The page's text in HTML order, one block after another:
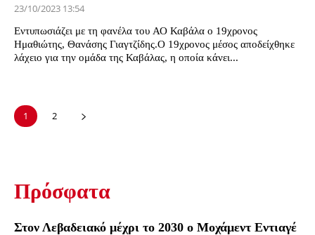
23/10/2023 13:54
Εντυπωσιάζει με τη φανέλα του ΑΟ Καβάλα ο 19χρονος
Ημαθιώτης, Θανάσης Γιαγτζίδης.Ο 19χρονος μέσος αποδείχθηκε
λάχειο για την ομάδα της Καβάλας, η οποία κάνει...
1 2
Πρόσφατα
Στον Λεβαδειακό μέχρι το 2030 ο Μοχάμεντ Εντιαγέ